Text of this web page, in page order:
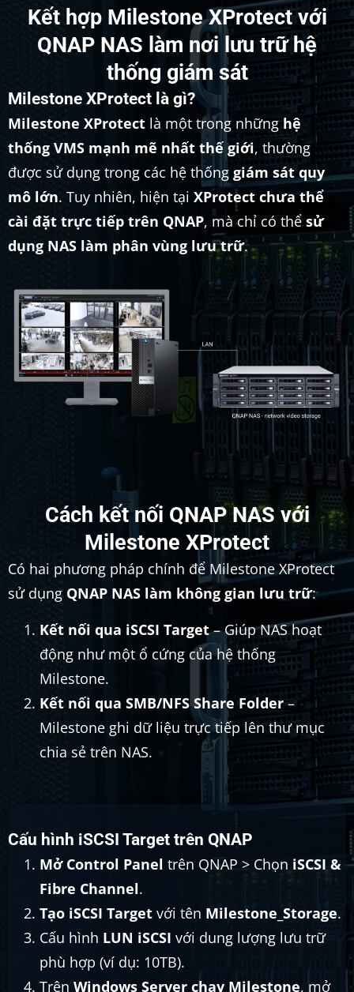
Kết hợp Milestone XProtect với
QNAP NAS làm nơi lưu trữ hệ
thống giám sát
Milestone XProtect là gì?
Milestone XProtect là một trong nhữnghệ
thống VMS mạnh mẽ nhất thế giới, thường
được sử dụng trong các hệ thống giám sát quy
mô lớn. Tuy nhiên, hiện tại XProtect chưa thể
cài đặt trực tiếp trên QNAP, mà chỉ có thể sử
dụng NAS làm phân vùng lưu trữ.
Cách kết nối QNAP NAS với
Milestone XProtect
Có hai phương pháp chính để Milestone XProtect
sử dụng QNAP NAS làm không gian lưu trữ:
Kết nối qua iSCSI Target– Giúp NAS hoạt
động như một ổ cứng của hệ thống
Milestone.
Kết nối qua SMB/NFS Share Folder–
Milestone ghi dữ liệu trực tiếp lên thư mục
chia sẻ trên NAS.
Cấu hình iSCSI Target trên QNAP
Mở Control Panel trên QNAP > Chọn iSCSI &
Fibre Channel.
Tạo iSCSI Target với tên Milestone_Storage.
Cấu hình LUN iSCSI với dung lượng lưu trữ
phù hợp (ví dụ: 10TB).
Trên Windows Server chạy Milestone, mở